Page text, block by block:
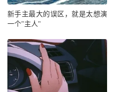
新手主最大的误区，就是太想演
一个"主人"